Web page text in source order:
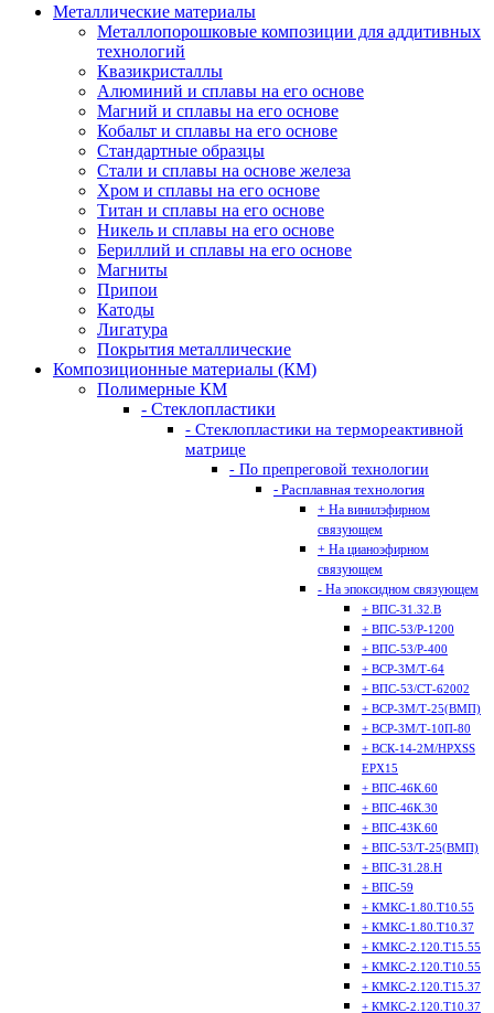
Металлические материалы
Металлопорошковые композиции для аддитивных
технологий
Квазикристаллы
Алюминий и сплавы на его основе
Магний и сплавы на его основе
Кобальт и сплавы на его основе
Стандартные образцы
Стали и сплавы на основе железа
Хром и сплавы на его основе
Титан и сплавы на его основе
Никель и сплавы на его основе
Бериллий и сплавы на его основе
Магниты
Припои
Катоды
Лигатура
Покрытия металлические
Композиционные материалы (КМ)
Полимерные КМ
- Стеклопластики
- Стеклопластики на термореактивной
матрице
- По препреговой технологии
- Расплавная технология
+ На винилэфирном
связующем
+ На цианоэфирном
связующем
- На эпоксидном связующем
+ ВПС-31.32.В
+ ВПС-53/Р-1200
+ ВПС-53/Р-400
+ ВСР-3М/Т-64
+ ВПС-53/СТ-62002
+ ВСР-3М/Т-25(ВМП)
+ ВСР-3М/Т-10П-80
+ ВСК-14-2М/HPXSS
EPX15
+ ВПС-46К.60
+ ВПС-46К.30
+ ВПС-43К.60
+ ВПС-53/Т-25(ВМП)
+ ВПС-31.28.Н
+ ВПС-59
+ КМКС-1.80.Т10.55
+ КМКС-1.80.Т10.37
+ КМКС-2.120.Т15.55
+ КМКС-2.120.Т10.55
+ КМКС-2.120.Т15.37
+ КМКС-2.120.Т10.37